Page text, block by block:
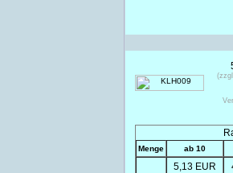
Menge ab 10
5,13 EUR